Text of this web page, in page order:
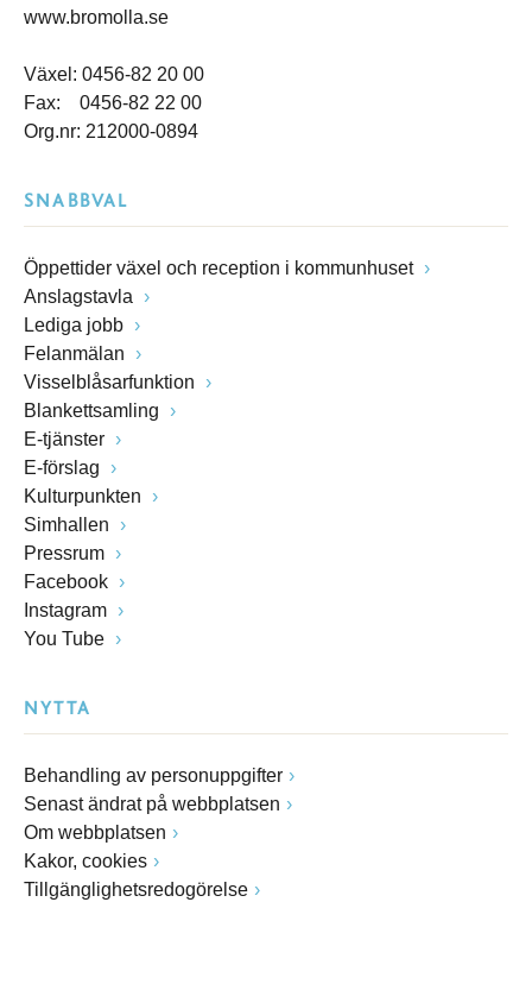
www.bromolla.se
Växel: 0456-82 20 00
Fax: 0456-82 22 00
Org.nr: 212000-0894
SNABBVAL
Öppettider växel och reception i kommunhuset
Anslagstavla
Lediga jobb
Felanmälan
Visselblåsarfunktion
Blankettsamling
E-tjänster
E-förslag
Kulturpunkten
Simhallen
Pressrum
Facebook
Instagram
You Tube
NYTTA
Behandling av personuppgifter
Senast ändrat på webbplatsen
Om webbplatsen
Kakor, cookies
Tillgänglighetsredogörelse